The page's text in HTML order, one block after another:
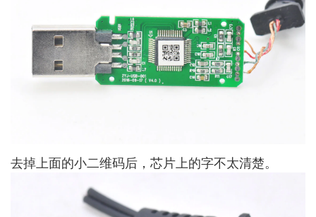
去掉上面的小二维码后，芯片上的字不太清楚。